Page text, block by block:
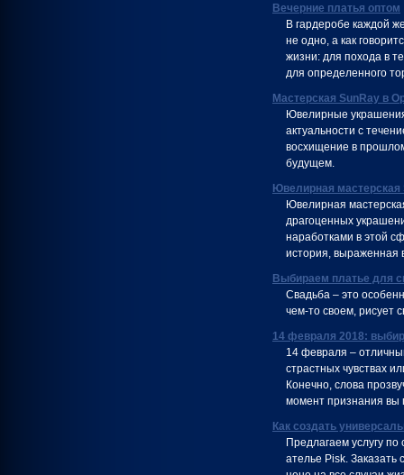
Вечерние платья оптом
В гардеробе каждой
не одно, а как
жизни: для похода в
для определенного
Мастерская SunRay в
Ювелирные
актуальности с
восхищение в
будущем.
Ювелирная мастерская
Ювелирная
драгоценных
наработками в этой
история, выраженная
Выбираем платье для
Свадьба – это
чем-то своем, рисует
14 февраля 2018:
14 февраля –
страстных чувствах
Конечно, слова
момент признания вы
Как создать
Предлагаем услугу
ателье Pisk. Заказать